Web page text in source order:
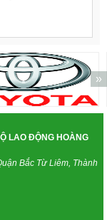
»
LAO ĐỘNG HOÀNG
Bắc Từ Liêm, Thành